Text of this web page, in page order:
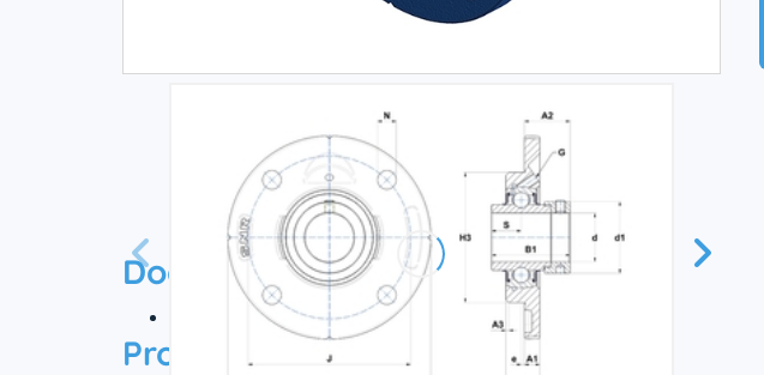
Documentation
Технический паспорт
Product information